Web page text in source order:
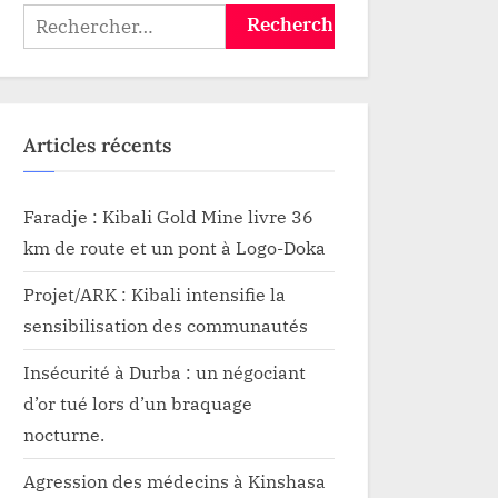
Rechercher :
Articles récents
Faradje : Kibali Gold Mine livre 36
km de route et un pont à Logo-Doka
Projet/ARK : Kibali intensifie la
sensibilisation des communautés
Insécurité à Durba : un négociant
d’or tué lors d’un braquage
nocturne.
Agression des médecins à Kinshasa